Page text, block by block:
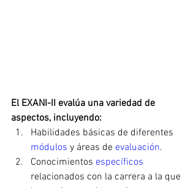
El EXANI-II evalúa una variedad de
aspectos, incluyendo:
Habilidades básicas de diferentes
módulos y áreas de evaluación.
Conocimientos específicos
relacionados con la carrera a la que